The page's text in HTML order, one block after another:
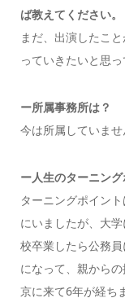
ば教えてください。
まだ、出演したこ
っていきたいと思っ
ー所属事務所は？
今は所属していませ
ー人生のターニング
ターニングポイン
にいましたが、大
校卒業したら公務
になって、親から
京に来て6年が経ち